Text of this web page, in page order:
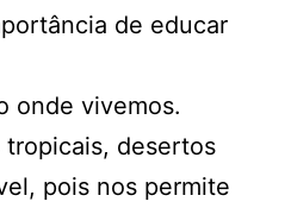
de educar
onde vivemos.
desertos
pois nos permite